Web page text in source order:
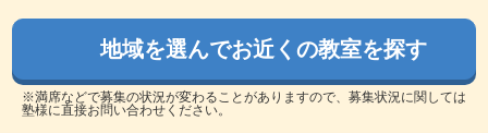
地域を選んでお近くの教室を探す
※満席などで募集の状況が変わることがありますので、募集状況に関しては
塾様に直接お問い合わせください。